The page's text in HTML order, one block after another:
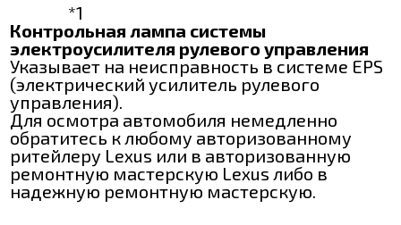
*1
Контрольная лампа системы
электроусилителя рулевого управления
Указывает на неисправность в системе EPS
(электрический усилитель рулевого
управления).
Для осмотра автомобиля немедленно
обратитесь к любому авторизованному
ритейлеру Lexus или в авторизованную
ремонтную мастерскую Lexus либо в
надежную ремонтную мастерскую.